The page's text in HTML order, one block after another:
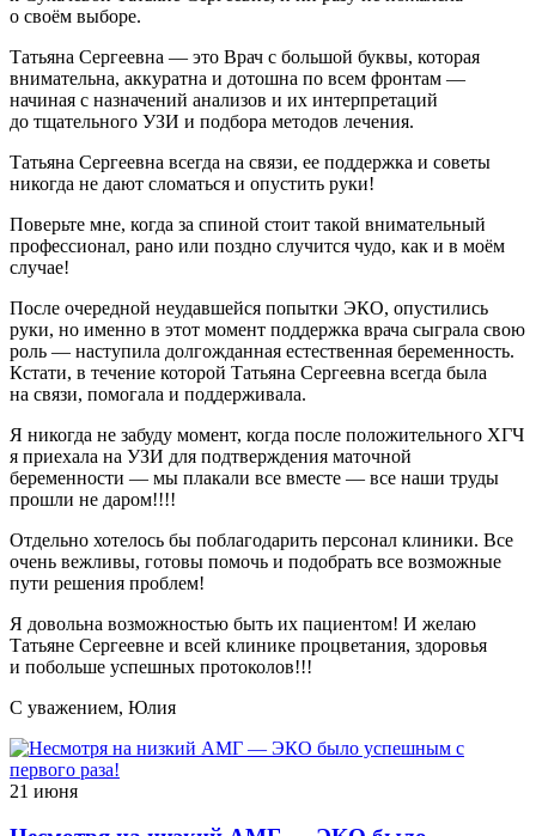
о своём выборе.
Татьяна Сергеевна — это Врач с большой буквы, которая
внимательна, аккуратна и дотошна по всем фронтам —
начиная с назначений анализов и их интерпретаций
до тщательного УЗИ и подбора методов лечения.
Татьяна Сергеевна всегда на связи, ее поддержка и советы
никогда не дают сломаться и опустить руки!
Поверьте мне, когда за спиной стоит такой внимательный
профессионал, рано или поздно случится чудо, как и в моём
случае!
После очередной неудавшейся попытки ЭКО, опустились
руки, но именно в этот момент поддержка врача сыграла свою
роль — наступила долгожданная естественная беременность.
Кстати, в течение которой Татьяна Сергеевна всегда была
на связи, помогала и поддерживала.
Я никогда не забуду момент, когда после положительного ХГЧ
я приехала на УЗИ для подтверждения маточной
беременности — мы плакали все вместе — все наши труды
прошли не даром!!!!
Отдельно хотелось бы поблагодарить персонал клиники. Все
очень вежливы, готовы помочь и подобрать все возможные
пути решения проблем!
Я довольна возможностью быть их пациентом! И желаю
Татьяне Сергеевне и всей клинике процветания, здоровья
и побольше успешных протоколов!!!
С уважением, Юлия
21 июня